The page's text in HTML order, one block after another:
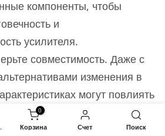
компоненты, чтобы
и
усилителя.
совместимость. Даже с
изменения в
могут повлиять
усилителя.
0
Корзина Счет Поиск